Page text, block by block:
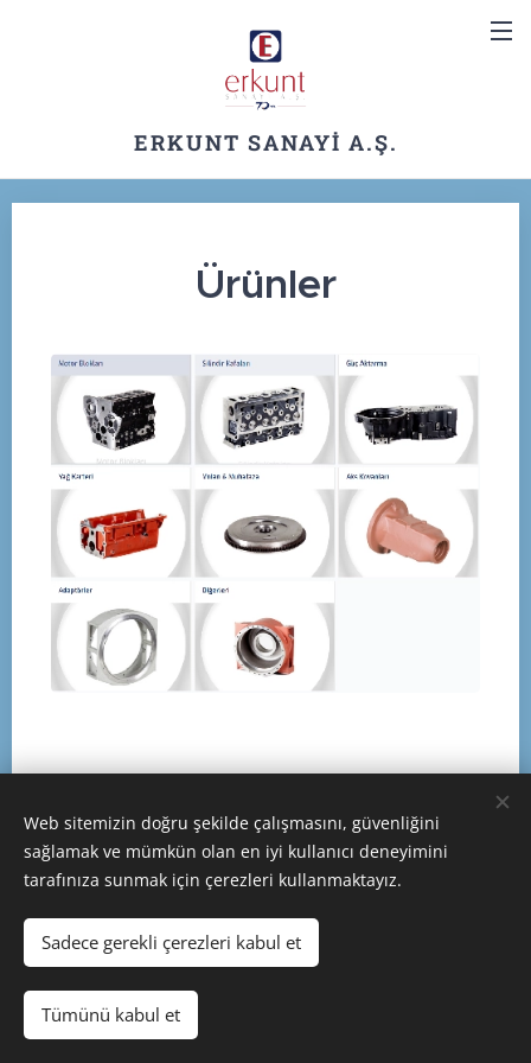
ERKUNT SANAYİ A.Ş.
Ürünler
© 1953 - 2025 | ERKUNT SANAYİ A.Ş. | TÜM HAKLARI SAKLIDIR
Çerezler
Web sitemizin doğru şekilde çalışmasını, güvenliğini
sağlamak ve mümkün olan en iyi kullanıcı deneyimini
tarafınıza sunmak için çerezleri kullanmaktayız.
Sadece gerekli çerezleri kabul et
Tümünü kabul et